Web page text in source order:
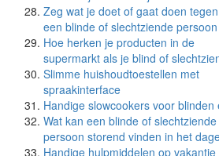
Zeg wat je doet of gaat doen tegen
een blinde of slechtziende
Hoe herken je producten in de
supermarkt als je blind of
Slimme huishoudtoestellen met
spraakinterface
Handige slowcookers voor blinden
Wat kan een blinde of slechtziende
persoon storend vinden in het
Handige hulpmiddelen op vakantie